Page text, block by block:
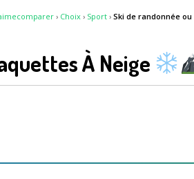
› Choix › Sport › Ski de randonnée
À Neige